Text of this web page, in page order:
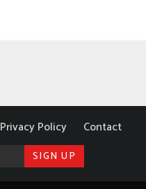
Privacy Policy Contact